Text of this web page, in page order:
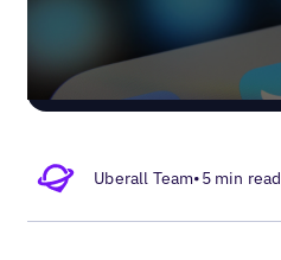
Uberall Team•5 min read